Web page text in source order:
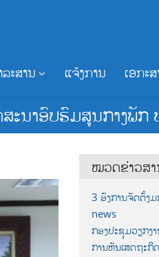
ລະສານ ແຈ້ງການ ເອກະ
ະນາອົບຮົມສູນກາງພັກ
ໝວດຂ່າວສ
3 ອົງການຈັດຕັ້ງ
news
ກອງປະຊຸມວຽກງ
ການຫັນເສດຖະກິ